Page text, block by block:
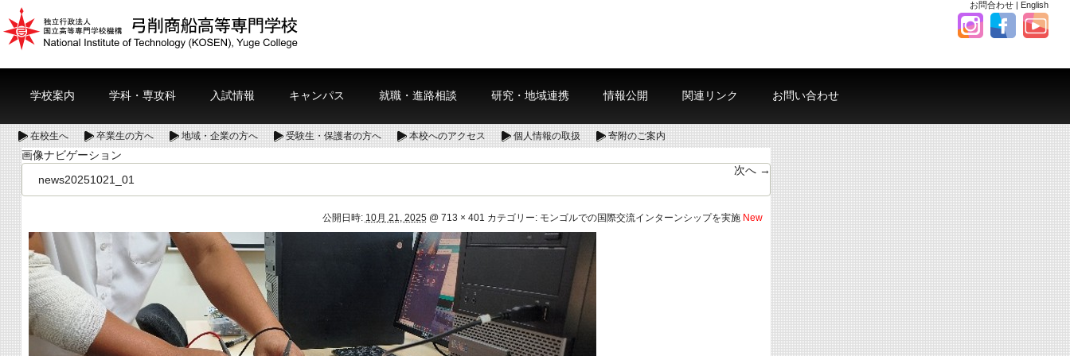
お問合わせ | English
学校案内 学科・専攻科 入試情報 キャンパス 就職・進路相談 研究・地域連携 情報公開 関連リンク お問い合わせ
在校生へ 卒業生の方へ 地域・企業の方へ 受験生・保護者の方へ 本校へのアクセス 個人情報の取扱 寄附のご案内
画像ナビゲーション
次へ →
news20251021_01
公開日時: 10月 21, 2025@ 713 × 401 カテゴリー: モンゴルでの国際交流インターンシップを実施 New